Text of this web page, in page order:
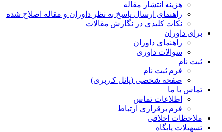
هزینه انتشار مقاله
راهنمای ارسال پاسخ به نظر داوران و مقاله اصلاح شده
نکات کلیدی در نگارش مقالات
برای داوران
راهنمای داوران
سوالات داوری
ثبت نام
فرم ثبت نام
صفحه شخصی (پانل کاربری)
تماس با ما
اطلاعات تماس
فرم برقراری ارتباط
ملاحظات اخلاقی
تسهیلات پایگاه